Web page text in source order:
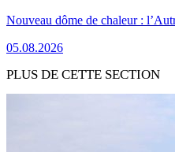
Nouveau dôme de chaleur :
05.08.2026
PLUS DE CETTE SECTION